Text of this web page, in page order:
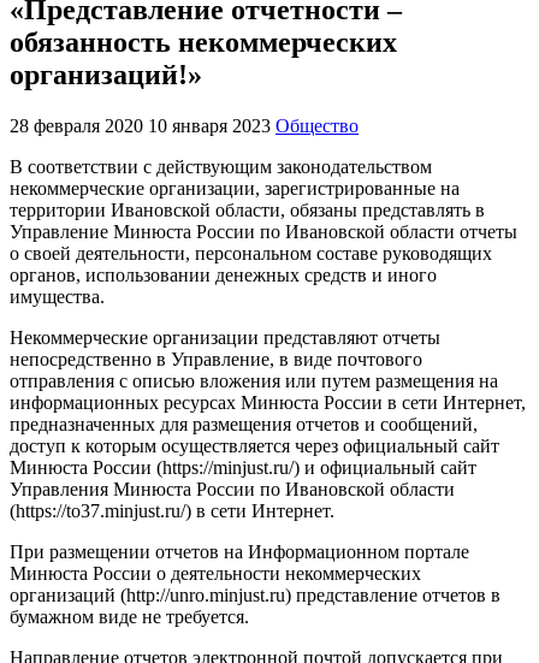
«Представление отчетности –
обязанность некоммерческих
организаций!»
28 февраля 2020 10 января 2023 Общество
В соответствии с действующим законодательством
некоммерческие организации, зарегистрированные на
территории Ивановской области, обязаны представлять в
Управление Минюста России по Ивановской области отчеты
о своей деятельности, персональном составе руководящих
органов, использовании денежных средств и иного
имущества.
Некоммерческие организации представляют отчеты
непосредственно в Управление, в виде почтового
отправления с описью вложения или путем размещения на
информационных ресурсах Минюста России в сети Интернет,
предназначенных для размещения отчетов и сообщений,
доступ к которым осуществляется через официальный сайт
Минюста России (https://minjust.ru/) и официальный сайт
Управления Минюста России по Ивановской области
(https://to37.minjust.ru/) в сети Интернет.
При размещении отчетов на Информационном портале
Минюста России о деятельности некоммерческих
организаций (http://unro.minjust.ru) представление отчетов в
бумажном виде не требуется.
Направление отчетов электронной почтой допускается при